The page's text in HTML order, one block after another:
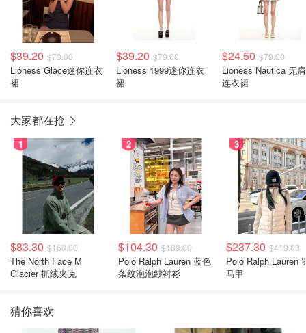
$39.20 $79.00
Lioness Glace迷你连衣
裙
$39.20 $79.00
Lioness 1999迷你连衣
裙
$24.50 $79.00
Lioness Nautica 无肩带
连衣裙
大家都在抢
1
$83.30 $160.00
The North Face M
Glacier 抓绒夹克
2
$104.30 $189.00
Polo Ralph Lauren 蓝色
条纹泡泡纱衬衫
3
$237.30 $419.00
Polo Ralph Lauren
马甲
猜你喜欢